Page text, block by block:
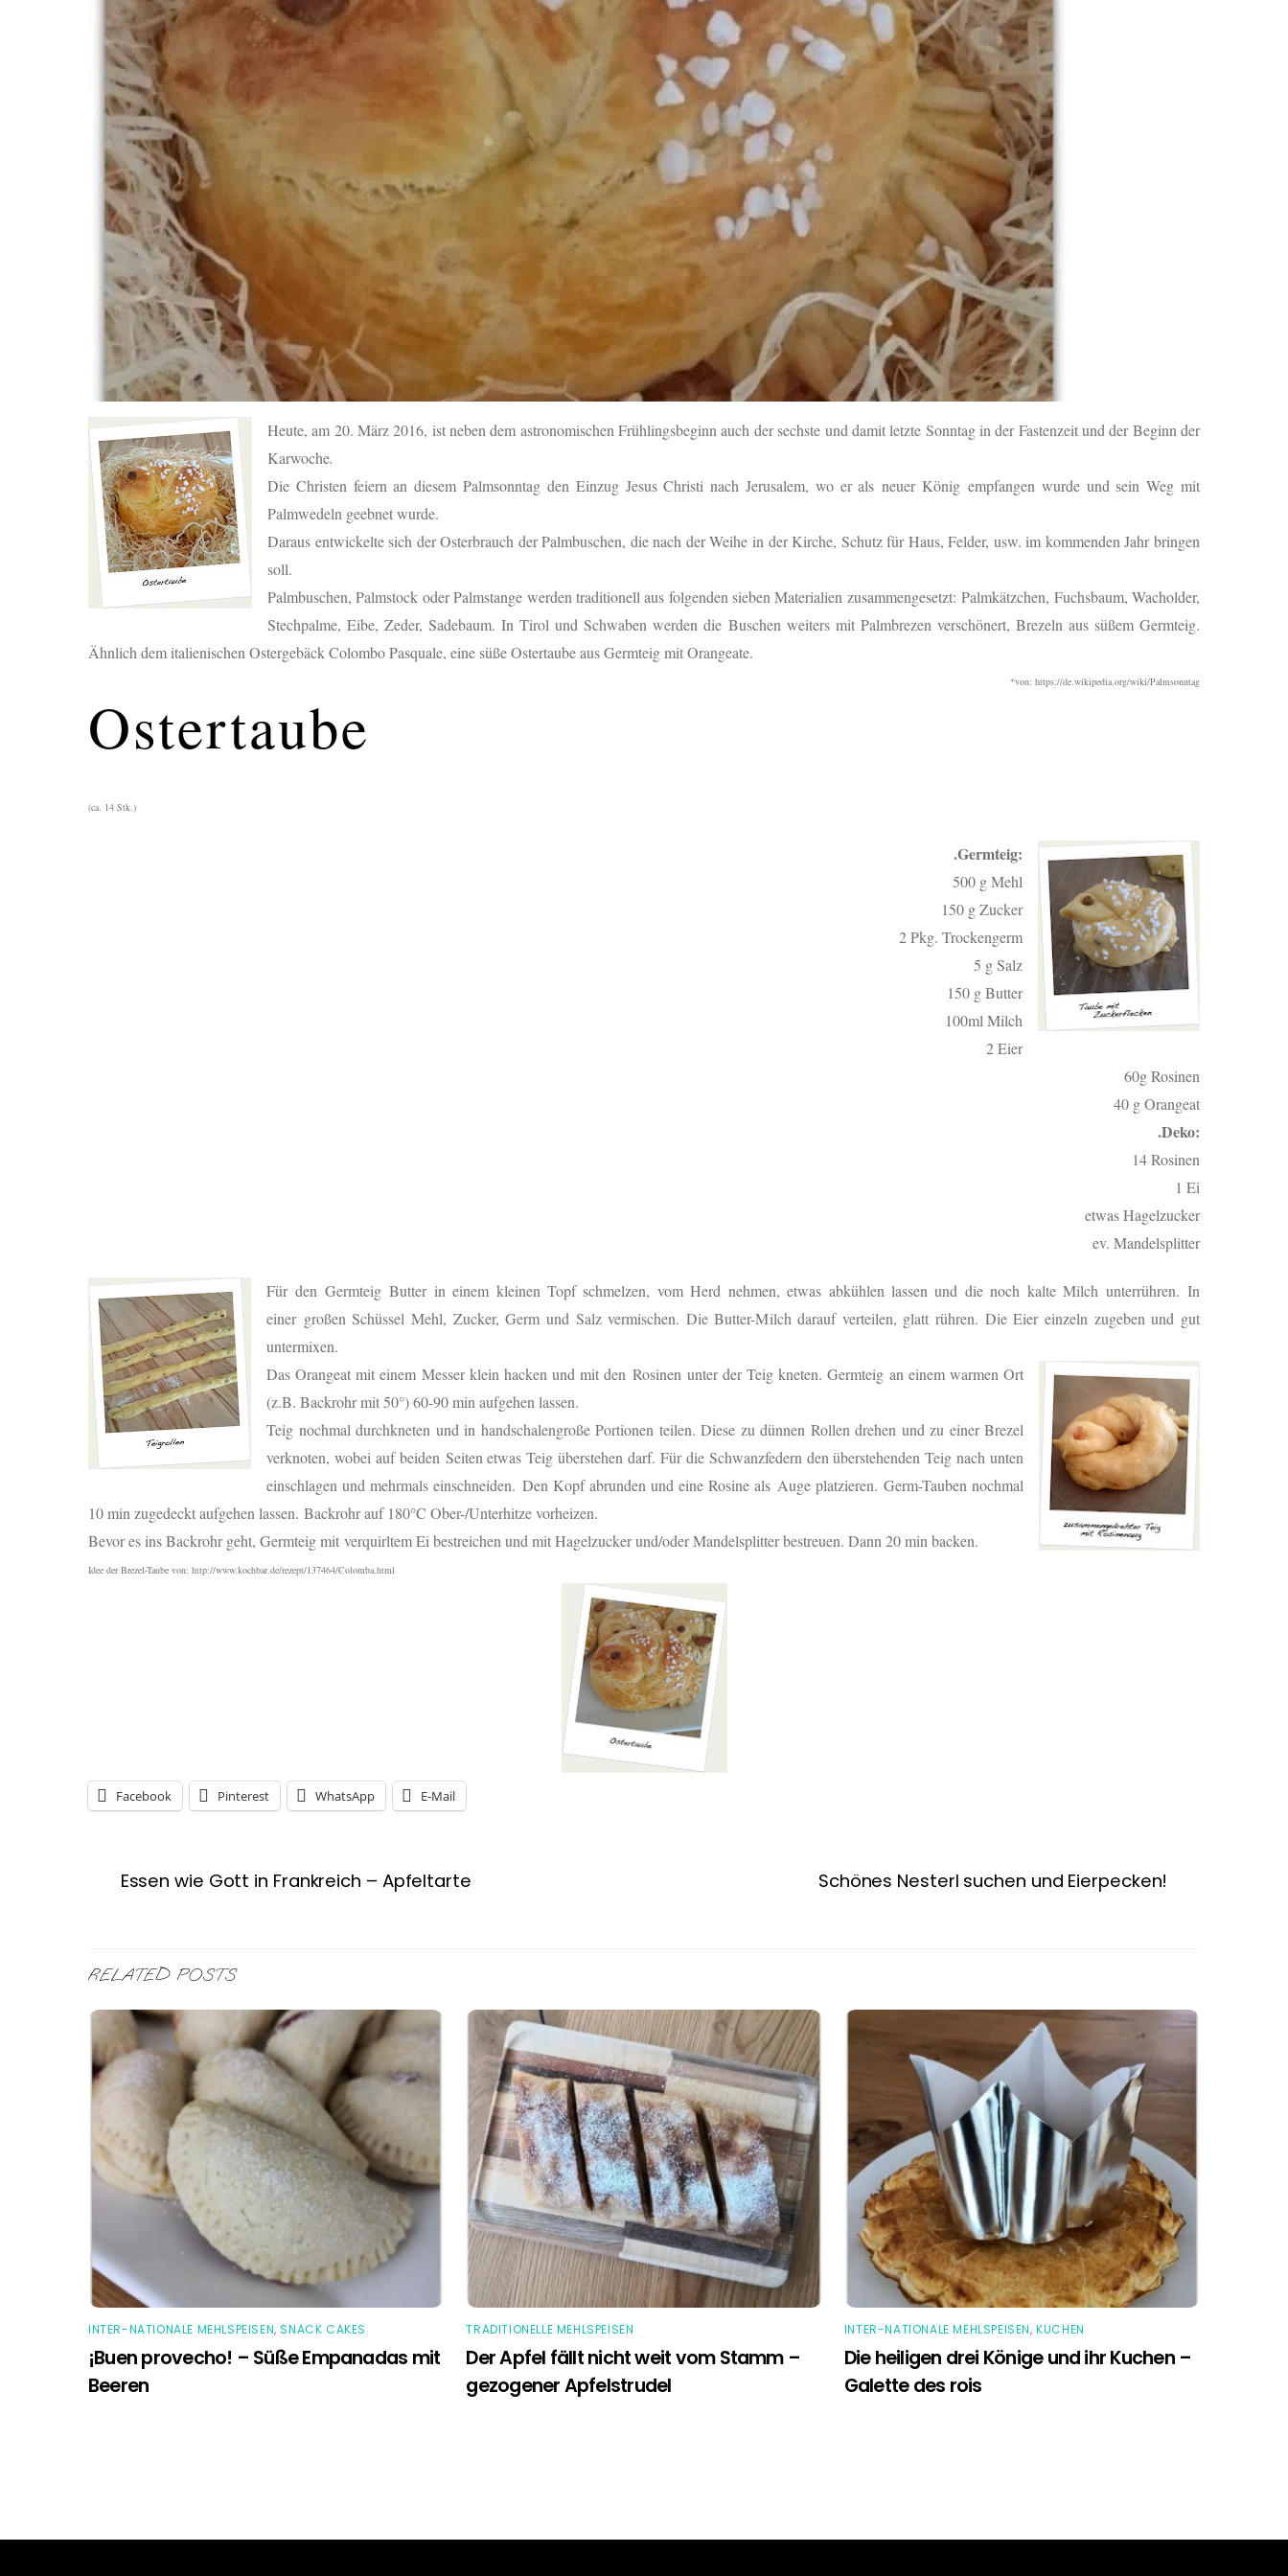
Heute, am 20. März 2016, ist neben dem astronomischen Frühlingsbeginn auch der sechste und damit letzte Sonntag in der Fastenzeit und der Beginn der
Karwoche.
Die Christen feiern an diesem Palmsonntag den Einzug Jesus Christi nach Jerusalem, wo er alsneuer König empfangen wurde und sein Weg mit
Palmwedeln geebnet wurde.
Daraus entwickelte sich der Osterbrauch der Palmbuschen, die nach der Weihe in der Kirche, Schutz für Haus, Felder, usw. im kommenden Jahr bringen
soll.
Palmbuschen, Palmstock oder Palmstange werden traditionell aus folgenden sieben Materialien zusammengesetzt:Palmkätzchen, Fuchsbaum, Wacholder,
Stechpalme, Eibe, Zeder, Sadebaum. In Tirol und Schwaben werden die Buschen weiters mit Palmbrezen verschönert, Brezeln aus süßem Germteig.
Ähnlich dem italienischen Ostergebäck Colombo Pasquale, eine süße Ostertaube aus Germteig mit Orangeate.
*von: https://de.wikipedia.org/wiki/Palmsonntag
Ostertaube
(ca. 14 Stk.)
.Germteig:
500 g Mehl
150 g Zucker
2 Pkg. Trockengerm
5 g Salz
150 g Butter
100ml Milch
2 Eier
60g Rosinen
40 g Orangeat
.Deko:
14 Rosinen
1 Ei
etwas Hagelzucker
ev. Mandelsplitter
Für den GermteigButter in einem kleinen Topf schmelzen, vom Herd nehmen, etwas abkühlen lassen und die noch kalte Milch unterrühren.In
einer großen Schüssel Mehl, Zucker, Germ und Salz vermischen. Die Butter-Milch darauf verteilen, glatt rühren. Die Eier einzeln zugeben und gut
untermixen.
Das Orangeat mit einem Messer klein hacken und mit den Rosinen unter der Teig kneten. Germteig an einem warmen Ort
(z.B. Backrohr mit 50°) 60-90 min aufgehen lassen.
Teig nochmal durchkneten und in handschalengroße Portionen teilen. Diese zu dünnen Rollen drehen und zu einer Brezel
verknoten, wobei auf beiden Seiten etwas Teig überstehen darf. Für die Schwanzfedern den überstehenden Teig nach unten
einschlagen und mehrmals einschneiden. Den Kopf abrunden und eine Rosine als Auge platzieren. Germ-Tauben nochmal
10 min zugedeckt aufgehen lassen. Backrohr auf 180°C Ober-/Unterhitze vorheizen.
Bevor es ins Backrohr geht, Germteig mit verquirltem Ei bestreichen und mit Hagelzucker und/oder Mandelsplitter bestreuen. Dann 20 min backen.
Idee der Brezel-Taube von: http://www.kochbar.de/rezept/137464/Colomba.html
Facebook Pinterest WhatsApp E-Mail
Essen wie Gott in Frankreich – Apfeltarte Schönes Nesterl suchen und Eierpecken!
RELATED POSTS
INTER-NATIONALE MEHLSPEISEN,SNACK CAKES
¡Buen provecho! – Süße Empanadas mit
Beeren
TRADITIONELLE MEHLSPEISEN
Der Apfel fällt nicht weit vom Stamm –
gezogener Apfelstrudel
INTER-NATIONALE MEHLSPEISEN,KUCHEN
Die heiligen drei Könige und ihr Kuchen –
Galette des rois